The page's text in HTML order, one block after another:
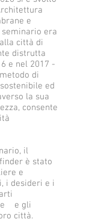
e
seminario era
città di
distrutta
e nel 2017 -
di
ed
la sua
consente
il
è stato
e
i desideri e i
e gli
città.